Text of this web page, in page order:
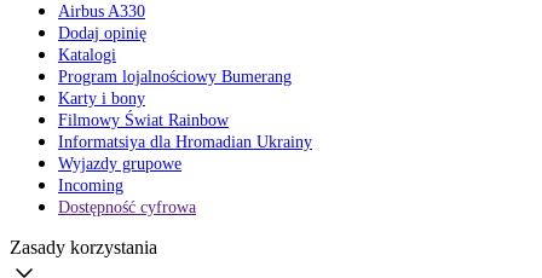
Airbus A330
Dodaj opinię
Katalogi
Program lojalnościowy Bumerang
Karty i bony
Filmowy Świat Rainbow
Informatsiya dla Hromadian Ukrainy
Wyjazdy grupowe
Incoming
Dostępność cyfrowa
Zasady korzystania